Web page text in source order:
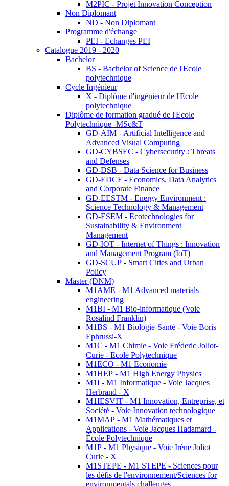
M2PIC - Projet Innovation Conception
Non Diplomant
ND - Non Diplomant
Programme d'échange
PEI - Echanges PEI
Catalogue 2019 - 2020
Bachelor
BS - Bachelor of Science de l'Ecole
polytechnique
Cycle Ingénieur
X - Diplôme d'ingénieur de l'Ecole
polytechnique
Diplôme de formation gradué de l'Ecole
Polytechnique -MSc&T
GD-AIM - Artificial Intelligence and
Advanced Visual Computing
GD-CYBSEC - Cybersecurity : Threats
and Defenses
GD-DSB - Data Science for Business
GD-EDCF - Economics, Data Analytics
and Corporate Finance
GD-EESTM - Energy Environment :
Science Technology & Management
GD-ESEM - Ecotechnologies for
Sustainability & Environment
Management
GD-IOT - Internet of Things : Innovation
and Management Program (IoT)
GD-SCUP - Smart Cities and Urban
Policy
Master (DNM)
M1AME - M1 Advanced materials
engineering
M1BI - M1 Bio-informatique (Voie
Rosalind Franklin)
M1BS - M1 Biologie-Santé - Voie Boris
Ephrussi-X
M1C - M1 Chimie - Voie Fréderic Joliot-
Curie - Ecole Polytechnique
M1ECO - M1 Economie
M1HEP - M1 High Energy Physics
M1I - M1 Informatique - Voie Jacques
Herbrand - X
M1IESVIT - M1 Innovation, Entreprise, et
Société - Voie Innovation technologique
M1MAP - M1 Mathématiques et
Applications - Voie Jacques Hadamard -
École Polytechnique
M1P - M1 Physique - Voie Irène Joliot
Curie - X
M1STEPE - M1 STEPE - Sciences pour
les défis de l'environnement/Sciences for
environmentals challenges